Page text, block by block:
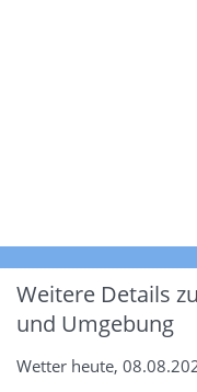
Weitere Details
und Umgebung
Wetter heute,